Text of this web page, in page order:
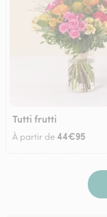
Tutti frutti
À partir de44€95